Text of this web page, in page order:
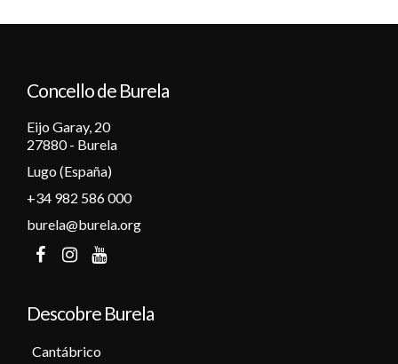
Concello de Burela
Eijo Garay, 20
27880 - Burela
Lugo (España)
+34 982 586 000
burela@burela.org
Descobre Burela
Cantábrico